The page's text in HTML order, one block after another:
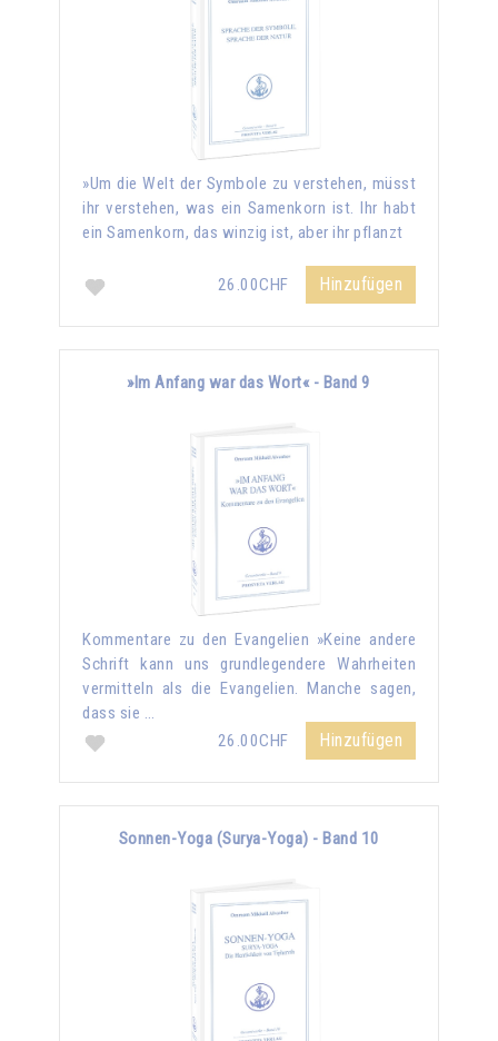
»Um die Welt der Symbole zu verstehen, müsst
ihr verstehen, was ein Samenkorn ist. Ihr habt
ein Samenkorn, das winzig ist, aber ihr pflanzt
26.00CHF Hinzufügen
»Im Anfang war das Wort« - Band 9
Kommentare zu den Evangelien »Keine andere
Schrift kann uns grundlegendere Wahrheiten
vermitteln als die Evangelien. Manche sagen,
dass sie …
26.00CHF
Hinzufügen
Sonnen-Yoga (Surya-Yoga) - Band 10